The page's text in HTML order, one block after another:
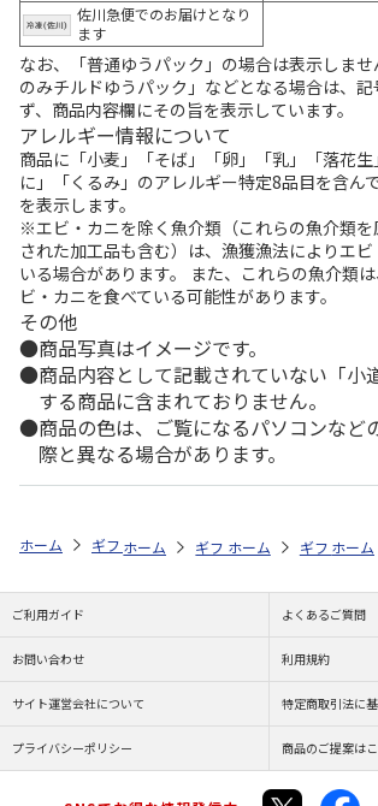
佐川急便でのお届けとなり
ます
なお、「普通ゆうパック」の場合は表示しま
のみチルドゆうパック」などとなる場合は、
ず、商品内容欄にその旨を表示しています。
アレルギー情報について
商品に「小麦」「そば」「卵」「乳」「落花
に」「くるみ」のアレルギー特定8品目を含ん
を表示します。
※エビ・カニを除く魚介類（これらの魚介類
された加工品も含む）は、漁獲漁法によりエ
いる場合があります。 また、これらの魚介類
ビ・カニを食べている可能性があります。
その他
商品写真はイメージです。
商品内容として記載されていない「小
する商品に含まれておりません。
商品の色は、ご覧になるパソコンなど
際と異なる場合があります。
ホーム ギフトストア 帰省で贈りたいお土産特集
ホーム ギフトストア 帰省で贈
ホーム ギフトスト
ホーム
ご利用ガイド よくあるご質問
お問い合わせ 利用規約
サイト運営会社について 特定商取引法に
プライバシーポリシー 商品のご提案は